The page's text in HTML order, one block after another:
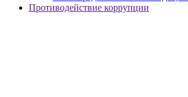
Противодействие коррупции